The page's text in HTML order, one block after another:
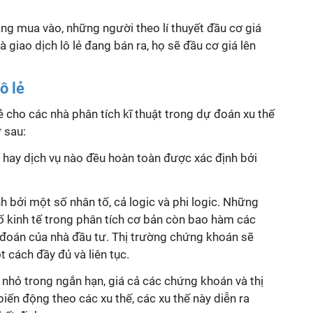
mua vào, những người theo lí thuyết đầu cơ giá
giao dịch lô lẻ đang bán ra, họ sẽ đầu cơ giá lên
lẻ
cho các nhà phân tích kĩ thuật trong dự đoán xu thế
sau:
dịch vụ nào đều hoàn toàn được xác định bởi
bởi một số nhân tố, cả logic và phi logic. Những
kinh tế trong phân tích cơ bản còn bao hàm các
của nhà đầu tư. Thị trường chứng khoán sẽ
cách đầy đủ và liên tục.
trong ngắn hạn, giá cả các chứng khoán và thị
động theo các xu thế, các xu thế này diễn ra